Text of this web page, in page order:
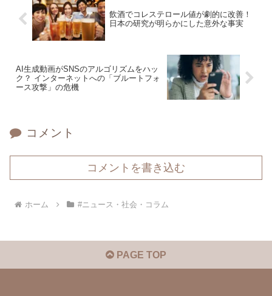
飲酒でコレステロール値が劇的に改善！
日本の研究が明らかにした意外な事実
AI生成動画がSNSのアルゴリズムをハッ
ク？ インターネットへの「ブルートフォ
ース攻撃」の危機
コメント
コメントを書き込む
ホーム #ニュース・社会・コラム
PAGE TOP